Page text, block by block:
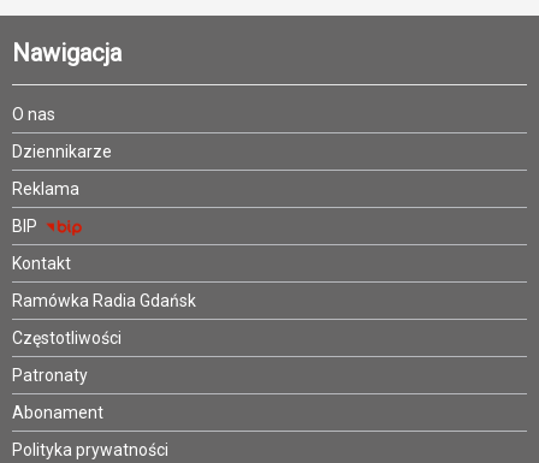
Nawigacja
O nas
Dziennikarze
Reklama
BIP
Kontakt
Ramówka Radia Gdańsk
Częstotliwości
Patronaty
Abonament
Polityka prywatności